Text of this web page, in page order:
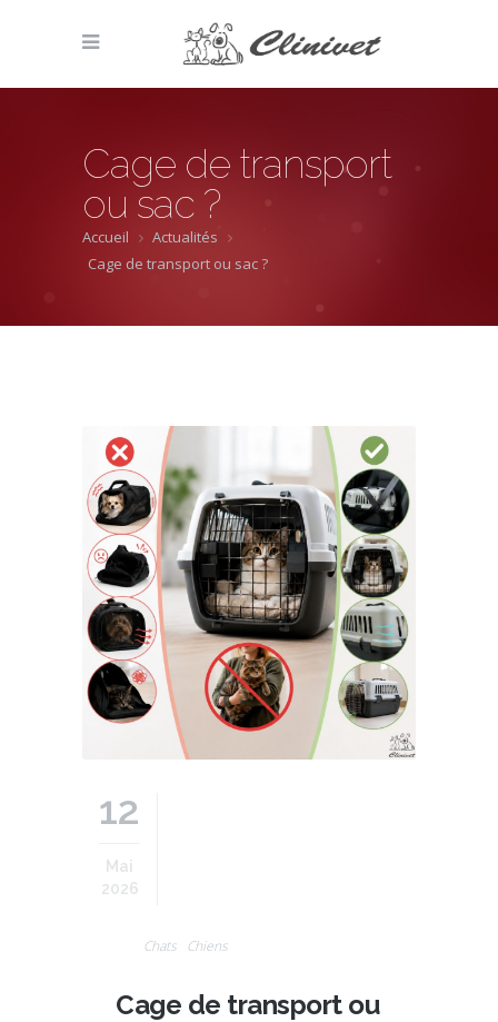
Cage de transport
ou sac ?
Accueil
Actualités
Cage de transport ou sac ?
12
Mai
2026
Chats Chiens
Cage de transport ou